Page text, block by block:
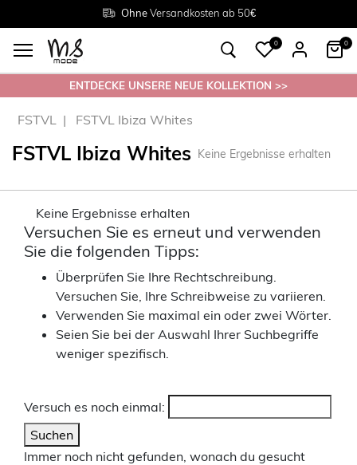
OhneVersandkosten ab 50€
Grösse38 - 54
Rückgabe innerhalb 30 Tagen
0 0
ENTDECKE UNSERE NEUE KOLLEKTION >>
FSTVL FSTVL Ibiza Whites
FSTVL Ibiza Whites Keine Ergebnisse erhalten
Keine Ergebnisse erhalten
Versuchen Sie es erneut und verwenden
Sie die folgenden Tipps:
Überprüfen Sie Ihre Rechtschreibung.
Versuchen Sie, Ihre Schreibweise zu variieren.
Verwenden Sie maximal ein oder zwei Wörter.
Seien Sie bei der Auswahl Ihrer Suchbegriffe
weniger spezifisch.
Versuch es noch einmal:
Suchen
Immer noch nicht gefunden, wonach du gesucht